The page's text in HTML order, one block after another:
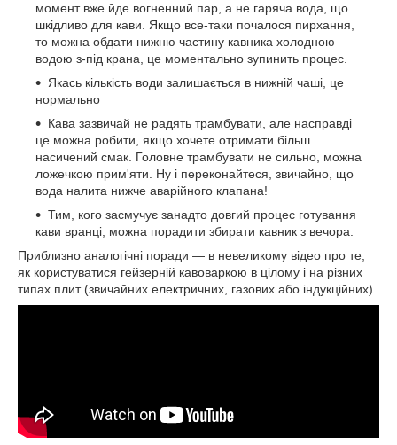
момент вже йде вогненний пар, а не гаряча вода, що
шкідливо для кави. Якщо все-таки почалося пирхання,
то можна обдати нижню частину кавника холодною
водою з-під крана, це моментально зупинить процес.
Якась кількість води залишається в нижній чаші, це
нормально
Кава зазвичай не радять трамбувати, але насправді
це можна робити, якщо хочете отримати більш
насичений смак. Головне трамбувати не сильно, можна
ложечкою прим'яти. Ну і переконайтеся, звичайно, що
вода налита нижче аварійного клапана!
Тим, кого засмучує занадто довгий процес готування
кави вранці, можна порадити збирати кавник з вечора.
Приблизно аналогічні поради — в невеликому відео про те,
як користуватися гейзерній кавоваркою в цілому і на різних
типах плит (звичайних електричних, газових або індукційних)